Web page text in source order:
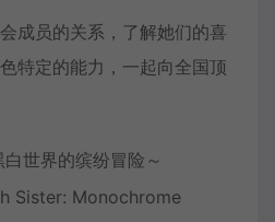
成员的关系，了解她们的喜
特定的能力，一起向全国顶
世界的缤纷冒险～
Sister: Monochrome